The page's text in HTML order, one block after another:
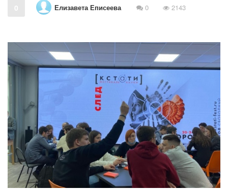
0 Елизавета Еписеева 0 2143